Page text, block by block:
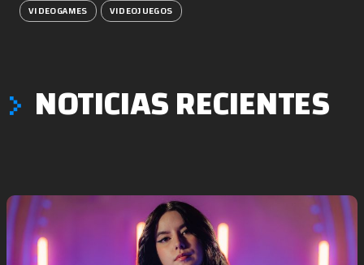
VIDEOGAMES
VIDEOJUEGOS
NOTICIAS RECIENTES